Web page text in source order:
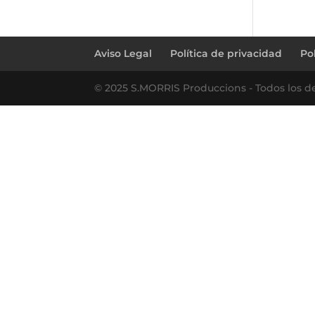
Aviso Legal Política de privacidad
© 2025 S.MORRIS Produccions - Todos los